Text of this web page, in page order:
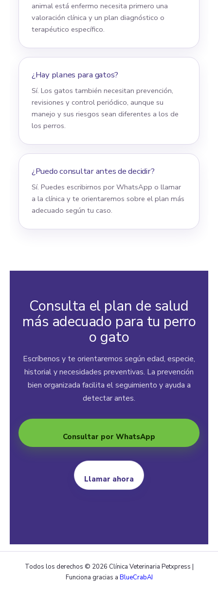
animal está enfermo necesita primero una
valoración clínica y un plan diagnóstico o
terapéutico específico.
¿Hay planes para gatos?
Sí. Los gatos también necesitan prevención,
revisiones y control periódico, aunque su
manejo y sus riesgos sean diferentes a los de
los perros.
¿Puedo consultar antes de decidir?
Sí. Puedes escribirnos por WhatsApp o llamar
a la clínica y te orientaremos sobre el plan más
adecuado según tu caso.
Consulta el plan de salud
más adecuado para tu perro
o gato
Escríbenos y te orientaremos según edad, especie,
historial y necesidades preventivas. La prevención
bien organizada facilita el seguimiento y ayuda a
detectar antes.
Consultar por WhatsApp
Llamar ahora
Todos los derechos © 2026 Clínica Veterinaria Petxpress |
Funciona gracias a BlueCrabAI